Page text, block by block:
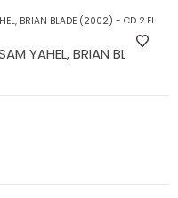
YAHEL, BRIAN BLADE